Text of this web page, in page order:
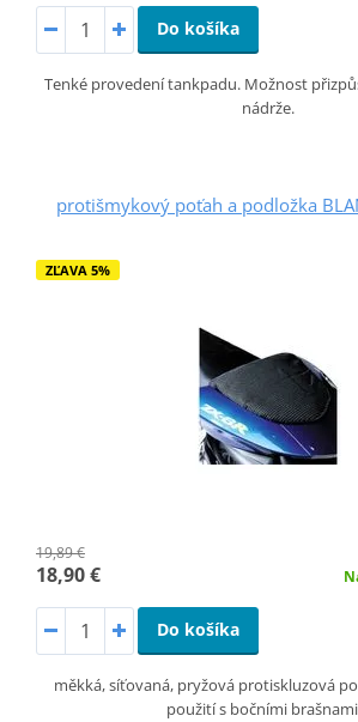
Do košíka
Tenké provedení tankpadu. Možnost
nádrže.
protišmykový poťah a podložka
ZĽAVA 5%
19,89 €
18,90 €
Do košíka
měkká, síťovaná, pryžová protiskluzová
použití s bočními